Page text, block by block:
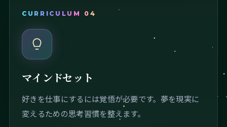
CURRICULUM 04
マインドセット
好きを仕事にするには覚悟が必要です。夢を現実に
変えるための思考習慣を整えます。